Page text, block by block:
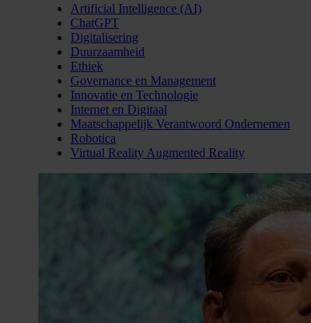
Artificial Intelligence (AI)
ChatGPT
Digitalisering
Duurzaamheid
Ethiek
Governance en Management
Innovatie en Technologie
Internet en Digitaal
Maatschappelijk Verantwoord Ondernemen
Robotica
Virtual Reality Augmented Reality